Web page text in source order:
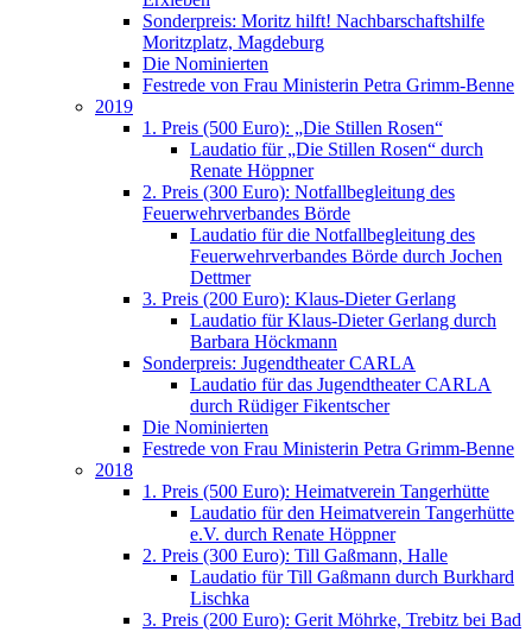
Sonderpreis: Moritz hilft! Nachbarschaftshilfe
Moritzplatz, Magdeburg
Die Nominierten
Festrede von Frau Ministerin Petra Grimm-Benne
2019
1. Preis (500 Euro): „Die Stillen Rosen“
Laudatio für „Die Stillen Rosen“ durch
Renate Höppner
2. Preis (300 Euro): Notfallbegleitung des
Feuerwehrverbandes Börde
Laudatio für die Notfallbegleitung des
Feuerwehrverbandes Börde durch Jochen
Dettmer
3. Preis (200 Euro): Klaus-Dieter Gerlang
Laudatio für Klaus-Dieter Gerlang durch
Barbara Höckmann
Sonderpreis: Jugendtheater CARLA
Laudatio für das Jugendtheater CARLA
durch Rüdiger Fikentscher
Die Nominierten
Festrede von Frau Ministerin Petra Grimm-Benne
2018
1. Preis (500 Euro): Heimatverein Tangerhütte
Laudatio für den Heimatverein Tangerhütte
e.V. durch Renate Höppner
2. Preis (300 Euro): Till Gaßmann, Halle
Laudatio für Till Gaßmann durch Burkhard
Lischka
3. Preis (200 Euro): Gerit Möhrke, Trebitz bei Bad